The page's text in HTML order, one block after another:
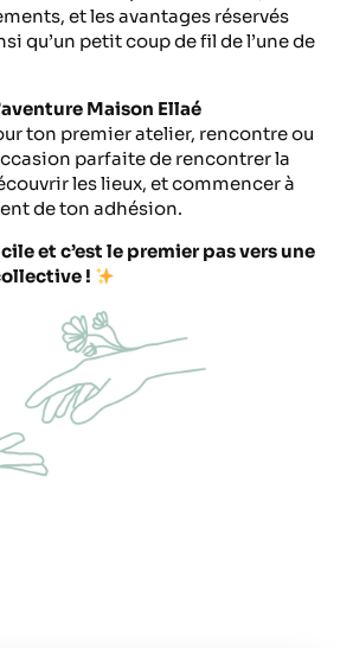
et les avantages réservés
qu’un petit coup de fil de l’une de
Maison Ellaé
ton premier atelier, rencontre ou
parfaite de rencontrer la
les lieux, et commencer à
de ton adhésion.
et c’est le premier pas vers une
!